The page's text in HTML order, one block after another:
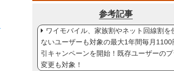
参考記事
ワイモバイル、家族割やネット回線割を
ないユーザーも対象の最大1年間毎月1100
引キャンペーンを開始！既存ユーザーの
変更も対象！